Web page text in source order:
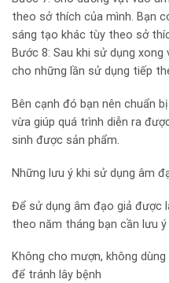
theo sở thích của mình. Bạn
sáng tạo khác tùy theo sở
Bước 8: Sau khi sử dụng
cho những lần sử dụng tiếp
Bên cạnh đó bạn nên chuẩn
vừa giúp quá trình diễn ra
sinh được sản phẩm.
Những lưu ý khi sử dụng âm
Để sử dụng âm đạo giả được
theo năm tháng bạn cần lưu
Không cho mượn, không
để tránh lây bệnh